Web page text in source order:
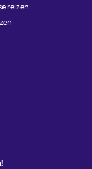
reizen